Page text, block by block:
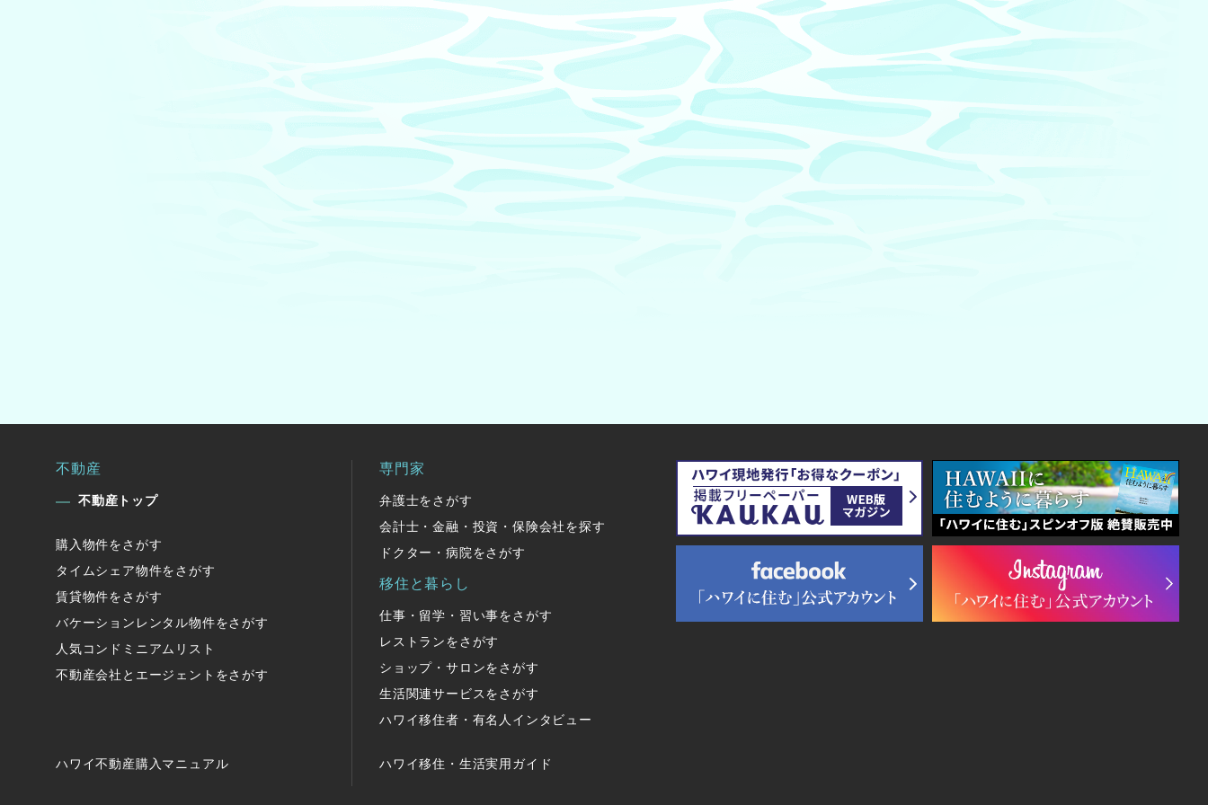
不動産
不動産トップ
購入物件をさがす
タイムシェア物件をさがす
賃貸物件をさがす
バケーションレンタル物件をさがす
人気コンドミニアムリスト
不動産会社とエージェントをさがす
ハワイ不動産購入マニュアル
専門家
弁護士をさがす
会計士・金融・投資・保険会社を探す
ドクター・病院をさがす
移住と暮らし
仕事・留学・習い事をさがす
レストランをさがす
ショップ・サロンをさがす
生活関連サービスをさがす
ハワイ移住者・有名人インタビュー
ハワイ移住・生活実用ガイド